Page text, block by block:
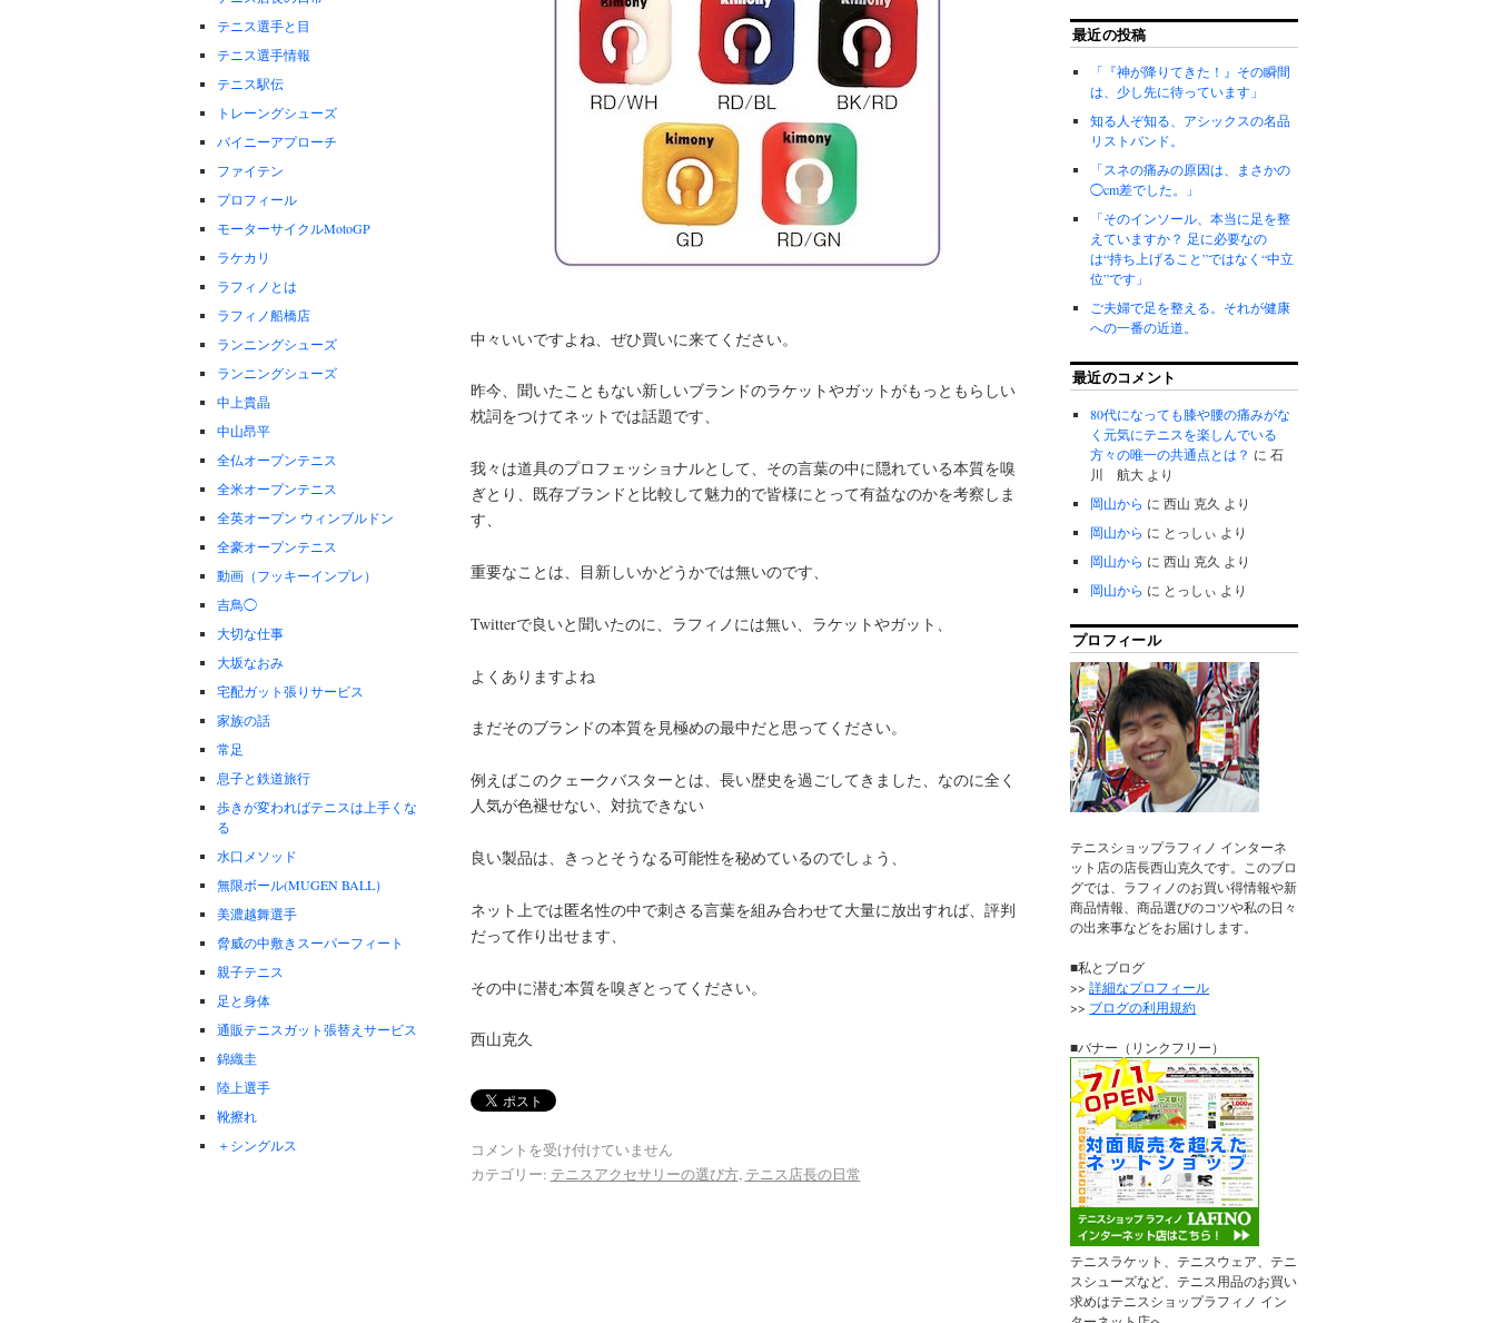
中々いいですよね、ぜひ買いに来てください。
昨今、聞いたこともない新しいブランドのラケットやガットがもっともらしい
枕詞をつけてネットでは話題です、
我々は道具のプロフェッショナルとして、その言葉の中に隠れている本質を嗅
ぎとり、既存ブランドと比較して魅力的で皆様にとって有益なのかを考察しま
す、
重要なことは、目新しいかどうかでは無いのです、
Twitterで良いと聞いたのに、ラフィノには無い、ラケットやガット、
よくありますよね
まだそのブランドの本質を見極めの最中だと思ってください。
例えばこのクェークバスターとは、長い歴史を過ごしてきました、なのに全く
人気が色褪せない、対抗できない
良い製品は、きっとそうなる可能性を秘めているのでしょう、
ネット上では匿名性の中で刺さる言葉を組み合わせて大量に放出すれば、評判
だって作り出せます、
その中に潜む本質を嗅ぎとってください。
西山克久
コメントを受け付けていません
カテゴリー: テニスアクセサリーの選び方, テニス店長の日常
テニス選手と目
テニス選手情報
テニス駅伝
トレーングシューズ
バイニーアプローチ
ファイテン
プロフィール
モーターサイクルMotoGP
ラケカリ
ラフィノとは
ラフィノ船橋店
ランニングシューズ
ランニングシューズ
中上貴晶
中山昂平
全仏オープンテニス
全米オープンテニス
全英オープン ウィンブルドン
全豪オープンテニス
動画（フッキーインプレ）
吉鳥◯
大切な仕事
大坂なおみ
宅配ガット張りサービス
家族の話
常足
息子と鉄道旅行
歩きが変わればテニスは上手くな
る
水口メソッド
無限ボール(MUGEN BALL）
美濃越舞選手
脅威の中敷きスーパーフィート
親子テニス
足と身体
通販テニスガット張替えサービス
錦織圭
陸上選手
靴擦れ
＋シングルス
最近の投稿
「『神が降りてきた！』その瞬間
は、少し先に待っています」
知る人ぞ知る、アシックスの名品
リストバンド。
「スネの痛みの原因は、まさかの
◯cm差でした。」
「そのインソール、本当に足を整
えていますか？ 足に必要なの
は“持ち上げること”ではなく“中立
位”です」
ご夫婦で足を整える。それが健康
への一番の近道。
最近のコメント
80代になっても膝や腰の痛みがな
く元気にテニスを楽しんでいる
方々の唯一の共通点とは？ に石
川 航大 より
岡山から に西山 克久 より
岡山から に とっしぃ より
岡山から に西山 克久 より
岡山から に とっしぃ より
プロフィール
テニスショップラフィノ インターネ
ット店の店長西山克久です。このブロ
グでは、ラフィノのお買い得情報や新
商品情報、商品選びのコツや私の日々
の出来事などをお届けします。
■私とブログ
>>詳細なプロフィール
>> ブログの利用規約
■バナー（リンクフリー）
テニスラケット、テニスウェア、テニ
スシューズなど、テニス用品のお買い
求めはテニスショップラフィノ イン